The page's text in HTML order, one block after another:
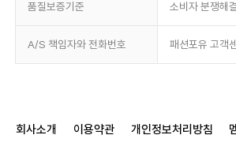
품질보증기준 소비자 분쟁해
A/S 책임자와 전화번호 패션포유 고
회사소개 이용약관 개인정보처리방침